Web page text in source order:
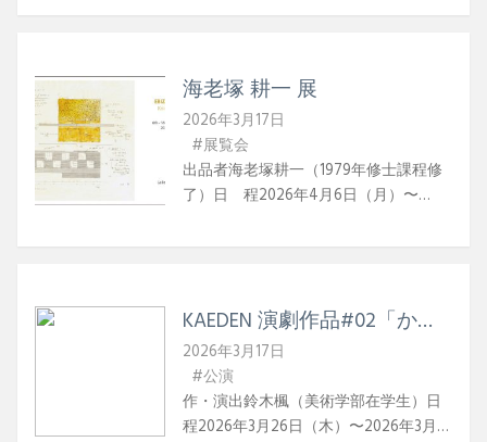
終日17：00まで》場 所Gallery
ＳＩＡＣＣＡ
海老塚 耕一 展
2026年3月17日
#展覧会
出品者海老塚耕一（1979年修士課程修
了）日 程2026年4月6日（月）〜
19:00(最終日17:00)休廊日日曜日場 所
KAEDEN 演劇作品#02「かい
そう」
2026年3月17日
#公演
作・演出鈴木楓（美術学部在学生）日
程2026年3⽉26⽇（木）〜2026年3⽉